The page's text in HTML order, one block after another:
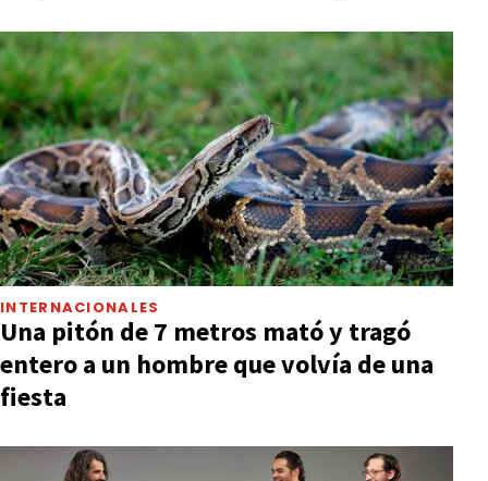
INTERNACIONALES
Una pitón de 7 metros mató y tragó
entero a un hombre que volvía de una
fiesta